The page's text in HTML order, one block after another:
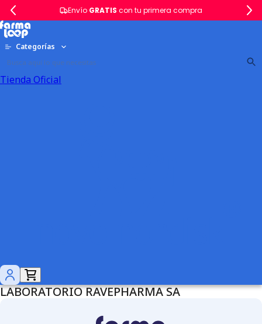
Envío GRATIS con tu primera compra
Categorías
Tienda Oficial
LABORATORIO RAVEPHARMA SA